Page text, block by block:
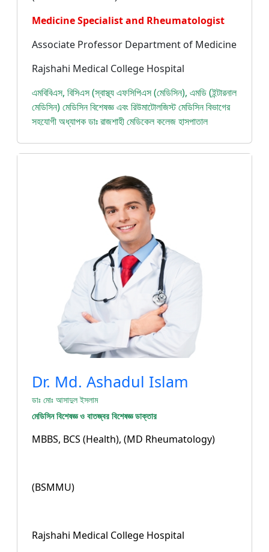
Medicine Specialist and Rheumatologist
Associate Professor Department of Medicine
Rajshahi Medical College Hospital
এমবিবিএস, বিসিএস (স্বাস্থ্য এফসিপিএস (মেডিসিন), এমডি (ইন্টারনাল
মেডিসিন) মেডিসিন বিশেষজ্ঞ এবং রিউমাটোলজিস্ট মেডিসিন বিভাগের
সহযোগী অধ্যাপক ডাঃ রাজশাহী মেডিকেল কলেজ হাসপাতাল
Dr. Md. Ashadul Islam
ডাঃ মোঃ আসাদুল ইসলাম
মেডিসিন বিশেষজ্ঞ ও বাতজ্বর বিশেষজ্ঞ ডাক্তার
MBBS, BCS (Health), (MD Rheumatology)
(BSMMU)
Rajshahi Medical College Hospital